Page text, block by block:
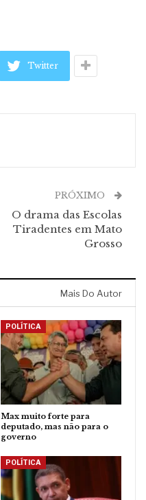
Twitter
PRÓXIMO
O drama das Escolas
Tiradentes em Mato
Grosso
Mais Do Autor
POLÍTICA
Max muito forte para
deputado, mas não para o
governo
POLÍTICA